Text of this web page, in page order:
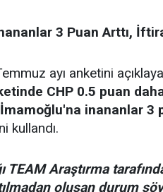
3 Puan Arttı,
ayı anketini
CHP 0.5 puan
inananlar 3
kullandı.
TEAM Araştırma
oluşan durum